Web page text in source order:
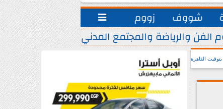
شووف زووم 
الفن والرياضة والمجتمع المدني.. يشاركون
بتوقيت القاهرة